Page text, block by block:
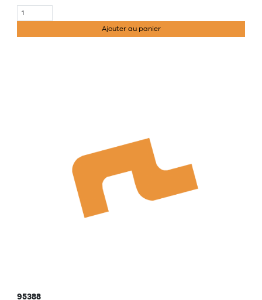
Ajouter au panier
95388